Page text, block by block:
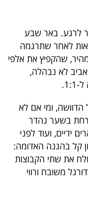
לרגע. באר שבע
לאחר שתרגמה
עונשין מ-11 מטרים ליתרון 0:1 מהיר, שהקפיץ את אלפי
אביב לא נבהלה,
ומי אם לא
בשער נהדר
ידיים, ועוד לפני
קל בהגנה האדומה:
מצא את הרשת, קבע 2:2 ושלח את שתי הקבוצות
דקות של כדורגל משובח ורווי